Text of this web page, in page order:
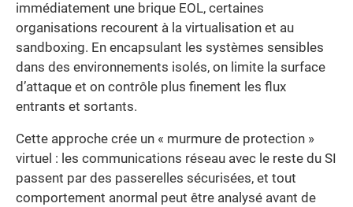
immédiatement une brique EOL, certaines
organisations recourent à la virtualisation et au
sandboxing. En encapsulant les systèmes sensibles
dans des environnements isolés, on limite la surface
d’attaque et on contrôle plus finement les flux
entrants et sortants.
Cette approche crée un « murmure de protection »
virtuel : les communications réseau avec le reste du SI
passent par des passerelles sécurisées, et tout
comportement anormal peut être analysé avant de